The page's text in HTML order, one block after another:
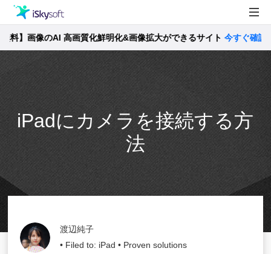
製品
Utility
製品活用事例
ストア
サポート
】画像のAI 高画質化鮮明化&画像拡大ができるサイト今すぐ確認 >>
iPadにカメラを接続する方
法
渡辺純子
• Filed to: iPad • Proven solutions